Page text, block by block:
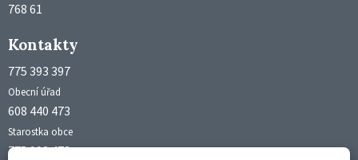
768 61
Kontakty
775 393 397
Obecní úřad
608 440 473
Starostka obce
775 992 473